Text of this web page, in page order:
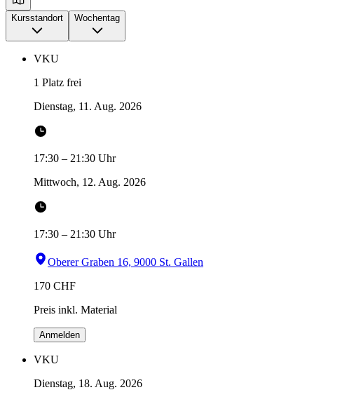
Kursstandort Wochentag
VKU
1 Platz frei
Dienstag, 11. Aug. 2026
17:30 – 21:30 Uhr
Mittwoch, 12. Aug. 2026
17:30 – 21:30 Uhr
Oberer Graben 16, 9000 St. Gallen
170 CHF
Preis inkl. Material
Anmelden
VKU
Dienstag, 18. Aug. 2026